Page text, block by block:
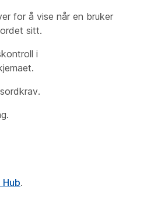
for å vise når en bruker
sitt.
i
.